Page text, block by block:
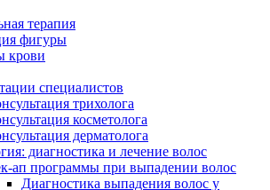
терапия
фигуры
крови
специалистов
трихолога
косметолога
дерматолога
диагностика и лечение волос
ап программы при выпадении волос
Диагностика выпадения волос у